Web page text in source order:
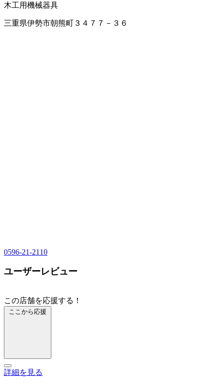
木工用機械器具
三重県伊勢市朝熊町３４７７－３６
0596-21-2110
ユーザーレビュー
この店舗を応援する！
ここから応援
詳細を見る